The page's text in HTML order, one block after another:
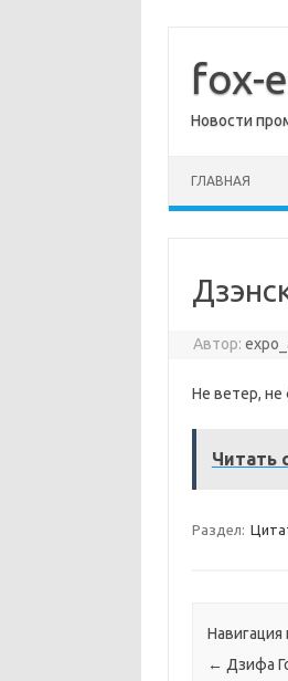
содержимому
fox-
Новости
ГЛАВНАЯ
Автор:
Не ветер,
Читать
Раздел:
Навигация
← Дзифа